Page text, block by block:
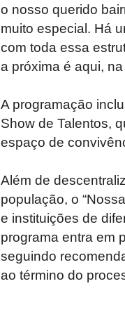
o nosso querido
muito especial. Há
com toda essa
a próxima é aqui,
A programação
Show de Talentos,
espaço de
Além de
população, o
e instituições de
programa entra em
seguindo
ao término do